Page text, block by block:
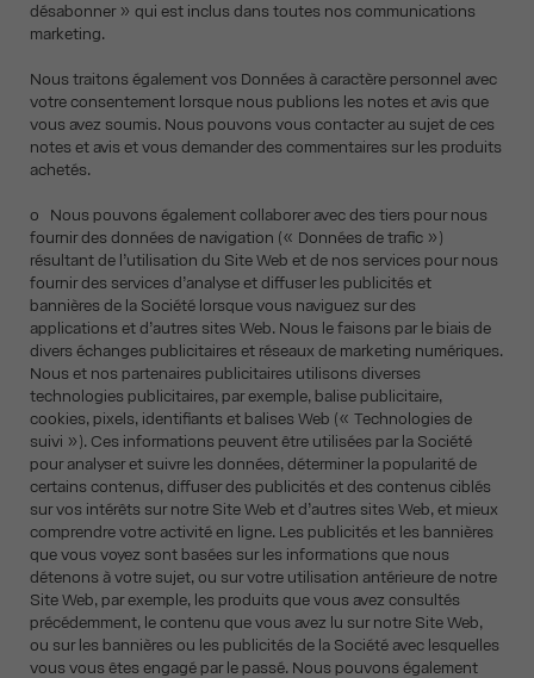
désabonner » qui est inclus dans toutes nos communications
marketing.
Nous traitons également vos Données à caractère personnel avec
votre consentement lorsque nous publions les notes et avis que
vous avez soumis. Nous pouvons vous contacter au sujet de ces
notes et avis et vous demander des commentaires sur les produits
achetés.
o Nous pouvons également collaborer avec des tiers pour nous
fournir des données de navigation (« Données de trafic »)
résultant de l’utilisation du Site Web et de nos services pour nous
fournir des services d’analyse et diffuser les publicités et
bannières de la Société lorsque vous naviguez sur des
applications et d’autres sites Web. Nous le faisons par le biais de
divers échanges publicitaires et réseaux de marketing numériques.
Nous et nos partenaires publicitaires utilisons diverses
technologies publicitaires, par exemple, balise publicitaire,
cookies, pixels, identifiants et balises Web (« Technologies de
suivi »). Ces informations peuvent être utilisées par la Société
pour analyser et suivre les données, déterminer la popularité de
certains contenus, diffuser des publicités et des contenus ciblés
sur vos intérêts sur notre Site Web et d’autres sites Web, et mieux
comprendre votre activité en ligne. Les publicités et les bannières
que vous voyez sont basées sur les informations que nous
détenons à votre sujet, ou sur votre utilisation antérieure de notre
Site Web, par exemple, les produits que vous avez consultés
précédemment, le contenu que vous avez lu sur notre Site Web,
ou sur les bannières ou les publicités de la Société avec lesquelles
vous vous êtes engagé par le passé. Nous pouvons également